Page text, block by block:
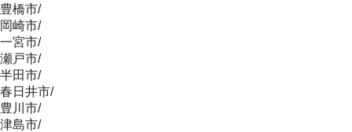
豊橋市/
岡崎市/
一宮市/
瀬戸市/
半田市/
春日井市/
豊川市/
津島市/